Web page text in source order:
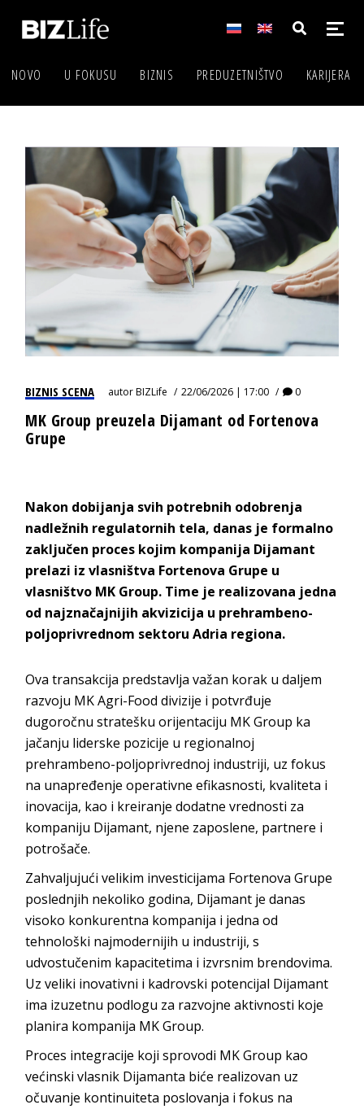
NOVO U FOKUSU BIZNIS PREDUZETNIŠTVO KARIJERA
BIZNIS SCENA autorBIZLife 22/06/2026 | 17:00 0
MK Group preuzela Dijamant od Fortenova
Grupe
Nakon dobijanja svih potrebnih odobrenja
nadležnih regulatornih tela, danas je formalno
zaključen proces kojim kompanija Dijamant
prelazi iz vlasništva Fortenova Grupe u
vlasništvo MK Group. Time je realizovana jedna
od najznačajnijih akvizicija u prehrambeno-
poljoprivrednom sektoru Adria regiona.
Ova transakcija predstavlja važan korak u daljem
razvoju MK Agri-Food divizije i potvrđuje
dugoročnu stratešku orijentaciju MK Group ka
jačanju liderske pozicije u regionalnoj
prehrambeno-poljoprivrednoj industriji, uz fokus
na unapređenje operativne efikasnosti, kvaliteta i
inovacija, kao i kreiranje dodatne vrednosti za
kompaniju Dijamant, njene zaposlene, partnere i
potrošače.
Zahvaljujući velikim investicijama Fortenova Grupe
poslednjih nekoliko godina, Dijamant je danas
visoko konkurentna kompanija i jedna od
tehnološki najmodernijih u industriji, s
udvostučenim kapacitetima i izvrsnim brendovima.
Uz veliki inovativni i kadrovski potencijal Dijamant
ima izuzetnu podlogu za razvojne aktivnosti koje
planira kompanija MK Group.
Proces integracije koji sprovodi MK Group kao
većinski vlasnik Dijamanta biće realizovan uz
očuvanje kontinuiteta poslovanja i fokus na